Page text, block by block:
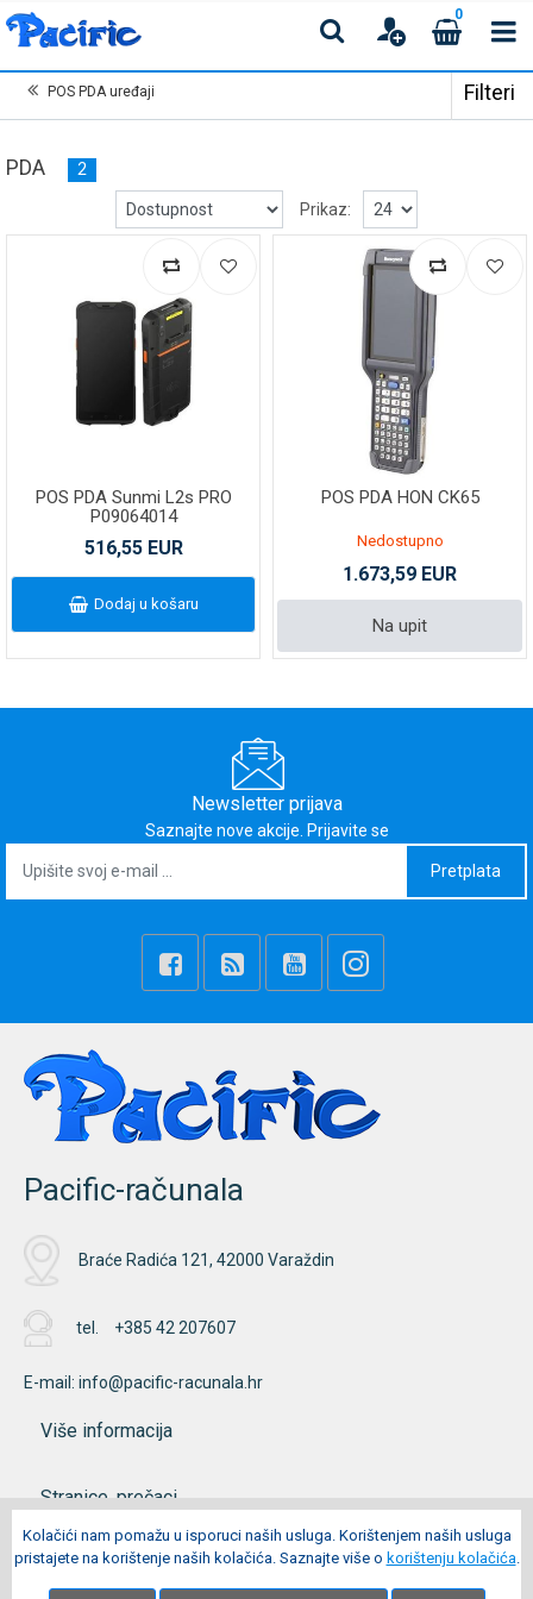
0
POS PDA uređaji Filteri
PDA 2
Prikaz:
POS PDA Sunmi L2s PRO
P09064014
516,55 EUR
Dodaj u košaru
POS PDA HON CK65
Nedostupno
1.673,59 EUR
Na upit
Newsletter prijava
Saznajte nove akcije. Prijavite se
Pretplata
Pacific-računala
Braće Radića 121, 42000 Varaždin
tel. +385 42 207607
E-mail: info@pacific-racunala.hr
Više informacija
Stranice, prečaci
Moj račun
Kolačići nam pomažu u isporuci naših usluga. Korištenjem naših usluga
pristajete na korištenje naših kolačića. Saznajte više o korištenju kolačića.